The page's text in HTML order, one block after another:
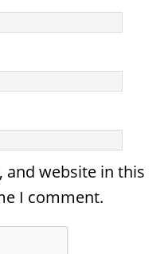
and website in this
I comment.